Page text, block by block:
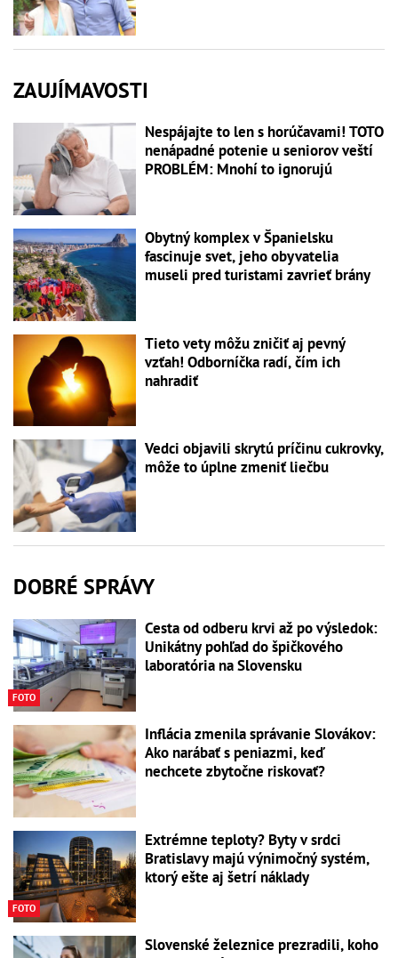
ZAUJÍMAVOSTI
Nespájajte to len s horúčavami! TOTO
nenápadné potenie u seniorov veští
PROBLÉM: Mnohí to ignorujú
Obytný komplex v Španielsku
fascinuje svet, jeho obyvatelia
museli pred turistami zavrieť brány
Tieto vety môžu zničiť aj pevný
vzťah! Odborníčka radí, čím ich
nahradiť
Vedci objavili skrytú príčinu cukrovky,
môže to úplne zmeniť liečbu
DOBRÉ SPRÁVY
FOTO
Cesta od odberu krvi až po výsledok:
Unikátny pohľad do špičkového
laboratória na Slovensku
Inflácia zmenila správanie Slovákov:
Ako narábať s peniazmi, keď
nechcete zbytočne riskovať?
FOTO
Extrémne teploty? Byty v srdci
Bratislavy majú výnimočný systém,
ktorý ešte aj šetrí náklady
Slovenské železnice prezradili, koho